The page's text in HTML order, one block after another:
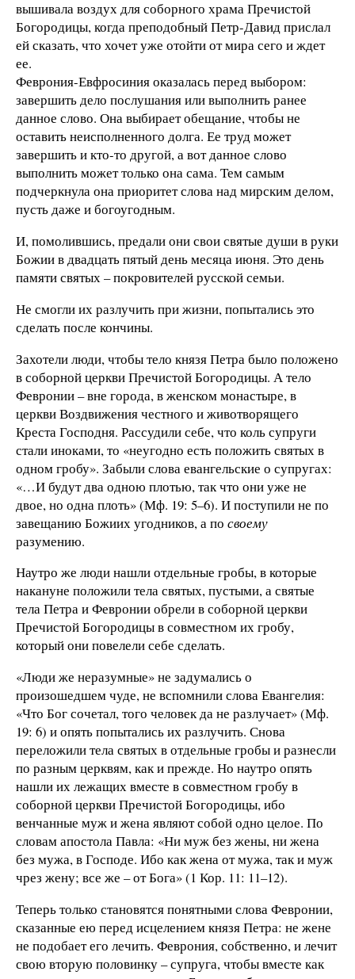
вышивала воздух для соборного храма Пречистой
Богородицы, когда преподобный Петр-Давид прислал
ей сказать, что хочет уже отойти от мира сего и ждет
ее.
Феврония-Евфросиния оказалась перед выбором:
завершить дело послушания или выполнить ранее
данное слово. Она выбирает обещание, чтобы не
оставить неисполненного долга. Ее труд может
завершить и кто-то другой, а вот данное слово
выполнить может только она сама. Тем самым
подчеркнула она приоритет слова над мирским делом,
пусть даже и богоугодным.
И, помолившись, предали они свои святые души в руки
Божии в двадцать пятый день месяца июня. Это день
памяти святых – покровителей русской семьи.
Не смогли их разлучить при жизни, попытались это
сделать после кончины.
Захотели люди, чтобы тело князя Петра было положено
в соборной церкви Пречистой Богородицы. А тело
Февронии – вне города, в женском монастыре, в
церкви Воздвижения честного и животворящего
Креста Господня. Рассудили себе, что коль супруги
стали иноками, то «неугодно есть положить святых в
одном гробу». Забыли слова евангельские о супругах:
«…И будут два одною плотью, так что они уже не
двое, но одна плоть» (Мф. 19: 5–6). И поступили не по
завещанию Божиих угодников, а по своему
разумению.
Наутро же люди нашли отдельные гробы, в которые
накануне положили тела святых, пустыми, а святые
тела Петра и Февронии обрели в соборной церкви
Пречистой Богородицы в совместном их гробу,
который они повелели себе сделать.
«Люди же неразумные» не задумались о
произошедшем чуде, не вспомнили слова Евангелия:
«Что Бог сочетал, того человек да не разлучает» (Мф.
19: 6) и опять попытались их разлучить. Снова
переложили тела святых в отдельные гробы и разнесли
по разным церквям, как и прежде. Но наутро опять
нашли их лежащих вместе в совместном гробу в
соборной церкви Пречистой Богородицы, ибо
венчанные муж и жена являют собой одно целое. По
словам апостола Павла: «Ни муж без жены, ни жена
без мужа, в Господе. Ибо как жена от мужа, так и муж
чрез жену; все же – от Бога» (1 Кор. 11: 11–12).
Теперь только становятся понятными слова Февронии,
сказанные ею перед исцелением князя Петра: не жене
не подобает его лечить. Феврония, собственно, и лечит
свою вторую половинку – супруга, чтобы вместе как